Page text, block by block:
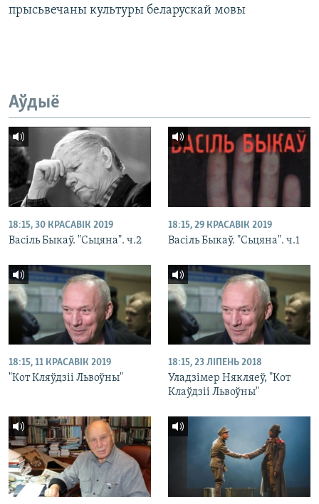
прысьвечаны культуры беларускай мовы
Аўдыё
18:15, 30 КРАСАВІК 2019
Васіль Быкаў. "Сьцяна". ч.2
18:15, 29 КРАСАВІК 2019
Васіль Быкаў. "Сьцяна". ч.1
18:15, 11 КРАСАВІК 2019
"Кот Кляўдзіі Львоўны"
18:15, 23 ЛІПЕНЬ 2018
Уладзімер Някляеў, "Кот
Клаўдзіі Львоўны"